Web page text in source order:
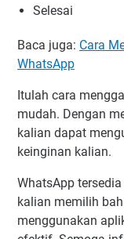
Selesai
Baca juga: Cara
WhatsApp
Itulah cara
mudah. Dengan
kalian dapat
keinginan kalian.
WhatsApp
kalian memilih
menggunakan